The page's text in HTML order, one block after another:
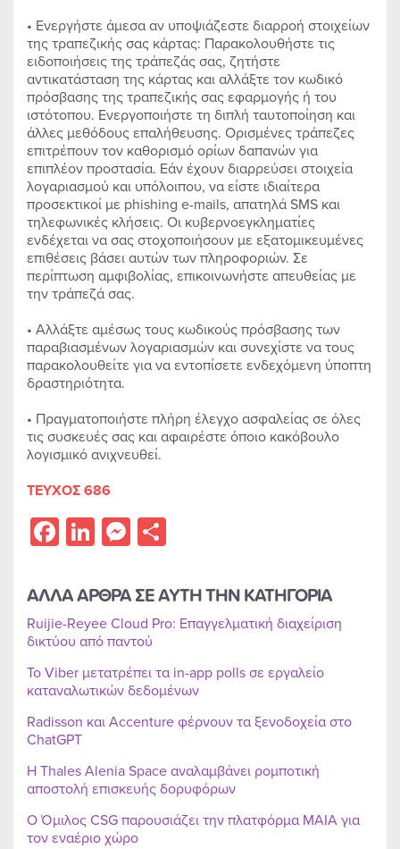
• Ενεργήστε άμεσα αν υποψιάζεστε διαρροή στοιχείων
της τραπεζικής σας κάρτας: Παρακολουθήστε τις
ειδοποιήσεις της τράπεζάς σας, ζητήστε
αντικατάσταση της κάρτας και αλλάξτε τον κωδικό
πρόσβασης της τραπεζικής σας εφαρμογής ή του
ιστότοπου. Ενεργοποιήστε τη διπλή ταυτοποίηση και
άλλες μεθόδους επαλήθευσης. Ορισμένες τράπεζες
επιτρέπουν τον καθορισμό ορίων δαπανών για
επιπλέον προστασία. Εάν έχουν διαρρεύσει στοιχεία
λογαριασμού και υπόλοιπου, να είστε ιδιαίτερα
προσεκτικοί με phishing e-mails, απατηλά SMS και
τηλεφωνικές κλήσεις. Οι κυβερνοεγκληματίες
ενδέχεται να σας στοχοποιήσουν με εξατομικευμένες
επιθέσεις βάσει αυτών των πληροφοριών. Σε
περίπτωση αμφιβολίας, επικοινωνήστε απευθείας με
την τράπεζά σας.
• Αλλάξτε αμέσως τους κωδικούς πρόσβασης των
παραβιασμένων λογαριασμών και συνεχίστε να τους
παρακολουθείτε για να εντοπίσετε ενδεχόμενη ύποπτη
δραστηριότητα.
• Πραγματοποιήστε πλήρη έλεγχο ασφαλείας σε όλες
τις συσκευές σας και αφαιρέστε όποιο κακόβουλο
λογισμικό ανιχνευθεί.
ΤΕΥΧΟΣ 686
Facebook
LinkedIn
Messenger
ΑΛΛΑ ΑΡΘΡΑ ΣΕ ΑΥΤΗ ΤΗΝ ΚΑΤΗΓΟΡΙΑ
Ruijie-Reyee Cloud Pro: Επαγγελματική διαχείριση
δικτύου από παντού
Το Viber μετατρέπει τα in-app polls σε εργαλείο
καταναλωτικών δεδομένων
Radisson και Accenture φέρνουν τα ξενοδοχεία στο
ChatGPT
Η Thales Alenia Space αναλαμβάνει ρομποτική
αποστολή επισκευής δορυφόρων
Ο Όμιλος CSG παρουσιάζει την πλατφόρμα MAIA για
τον εναέριο χώρο